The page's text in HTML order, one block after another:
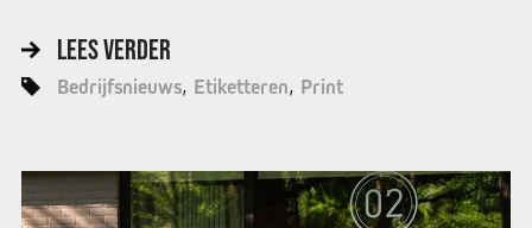
LEES VERDER
Bedrijfsnieuws Etiketteren Print